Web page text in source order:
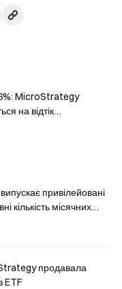
MicroStrategy
на відтік
привілейовані
кількість місячних
Strategy продавала
ETF